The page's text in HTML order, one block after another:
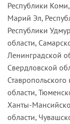
Республики
Марий Эл,
Республики
области,
Ленинградской
Свердловской
Ставропольского
области,
Ханты-
области,